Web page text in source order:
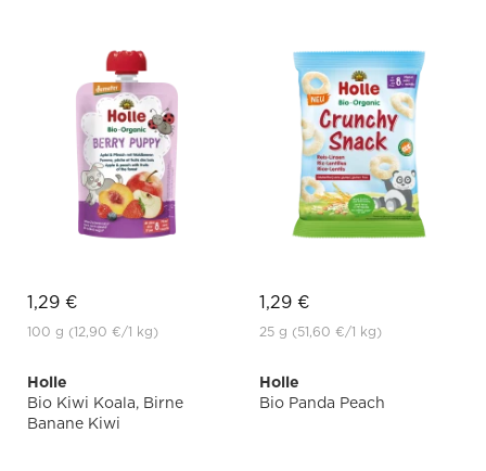
1,29 €
100 g (12,90 €/1 kg)
1,29 €
25 g (51,60 €/1 kg)
Holle
Bio Kiwi Koala, Birne
Banane Kiwi
Holle
Bio Panda Peach